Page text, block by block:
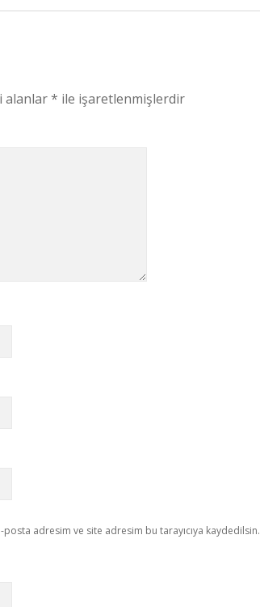
alanlar* ile işaretlenmişlerdir
adresim ve site adresim bu tarayıcıya kaydedilsin.